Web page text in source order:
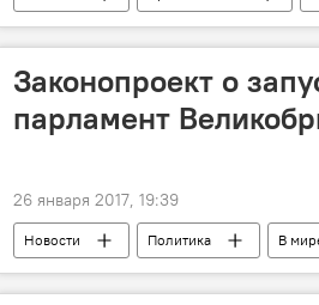
Одесская область
задержание
Законопроект о
парламент
26 января 2017, 19:39
Новости Политика В
Паралимпиада
Brexit